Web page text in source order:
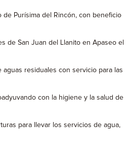
Purísima del Rincón, con beneficio
de San Juan del Llanito en Apaseo el
residuales con servicio para las
con la higiene y la salud de
para llevar los servicios de agua,